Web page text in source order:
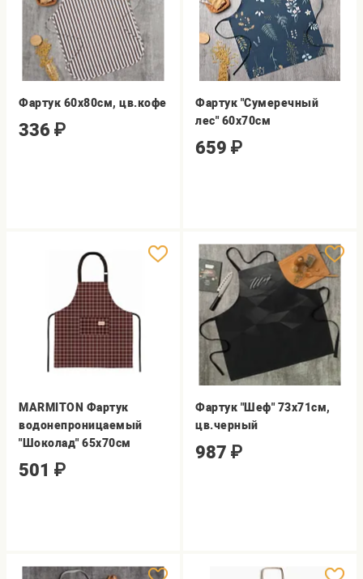
Фартук 60х80см, цв.кофе
336 ₽
Фартук "Сумеречный
лес" 60х70см
659 ₽
MARMITON Фартук
водонепроницаемый
"Шоколад" 65х70см
501 ₽
Фартук "Шеф" 73х71см,
цв.черный
987 ₽